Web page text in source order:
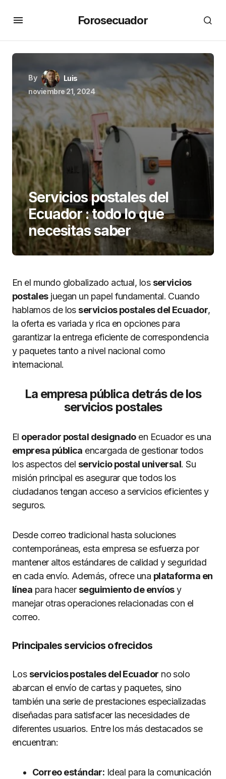
Forosecuador
By
Luis
noviembre 21, 2024
Servicios postales del
Ecuador : todo lo que
necesitas saber
En el mundo globalizado actual, los servicios
postalesjuegan un papel fundamental. Cuando
hablamos de los servicios postales del Ecuador,
la oferta es variada y rica en opciones para
garantizar la entrega eficiente de correspondencia
y paquetes tanto a nivel nacional como
internacional.
La empresa pública detrás de los
servicios postales
El operador postal designadoen Ecuador es una
empresa pública encargada de gestionar todos
los aspectos del servicio postal universal. Su
misión principal es asegurar que todos los
ciudadanos tengan acceso a servicios eficientes y
seguros.
Desde correo tradicional hasta soluciones
contemporáneas, esta empresa se esfuerza por
mantener altos estándares de calidad y seguridad
en cada envío. Además, ofrece una plataforma en
línea para hacer seguimiento de envíosy
manejar otras operaciones relacionadas con el
correo.
Principales servicios ofrecidos
Los servicios postales del Ecuador no solo
abarcan el envío de cartas y paquetes, sino
también una serie de prestaciones especializadas
diseñadas para satisfacer las necesidades de
diferentes usuarios. Entre los más destacados se
encuentran:
Correo estándar: Ideal para la comunicación